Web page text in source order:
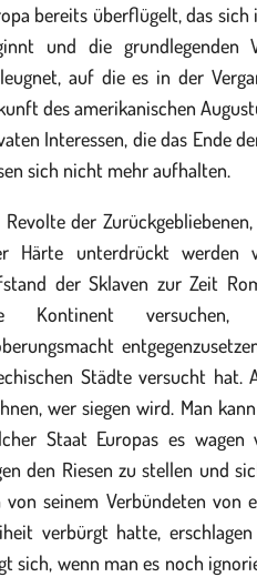
bereits überflügelt, das
und die grundlegenden
auf die es in der
des amerikanischen
Interessen, die das Ende
sich nicht mehr aufhalten.
Revolte der
Härte unterdrückt werden
der Sklaven zur Zeit
Kontinent
Städte versucht hat.
wer siegen wird. Man
Staat Europas es
den Riesen zu stellen und
von seinem Verbündeten von
verbürgt hatte,
sich, wenn man es noch